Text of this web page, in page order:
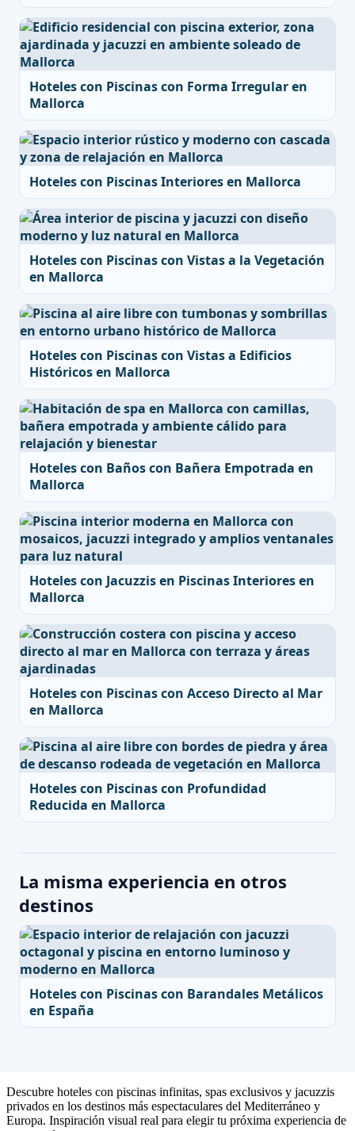
Hoteles con Piscinas con Forma Irregular en
Mallorca
Hoteles con Piscinas Interiores en Mallorca
Hoteles con Piscinas con Vistas a la Vegetación
en Mallorca
Hoteles con Piscinas con Vistas a Edificios
Históricos en Mallorca
Hoteles con Baños con Bañera Empotrada en
Mallorca
Hoteles con Jacuzzis en Piscinas Interiores en
Mallorca
Hoteles con Piscinas con Acceso Directo al Mar
en Mallorca
Hoteles con Piscinas con Profundidad
Reducida en Mallorca
La misma experiencia en otros
destinos
Hoteles con Piscinas con Barandales Metálicos
en España
Descubre hoteles con piscinas infinitas, spas exclusivos y jacuzzis
privados en los destinos más espectaculares del Mediterráneo y
Europa. Inspiración visual real para elegir tu próxima experiencia de